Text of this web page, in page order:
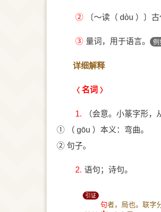
② 〔～读（ dòu ）〕
③ 量词，用于语言。 例
详细解释
名词
1. （会意。小篆字形
① （ gōu ）本义：弯曲。
② 句子。
2. 语句；诗句。
引证
句者，局也。联字